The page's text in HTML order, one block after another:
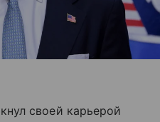
своей карьерой